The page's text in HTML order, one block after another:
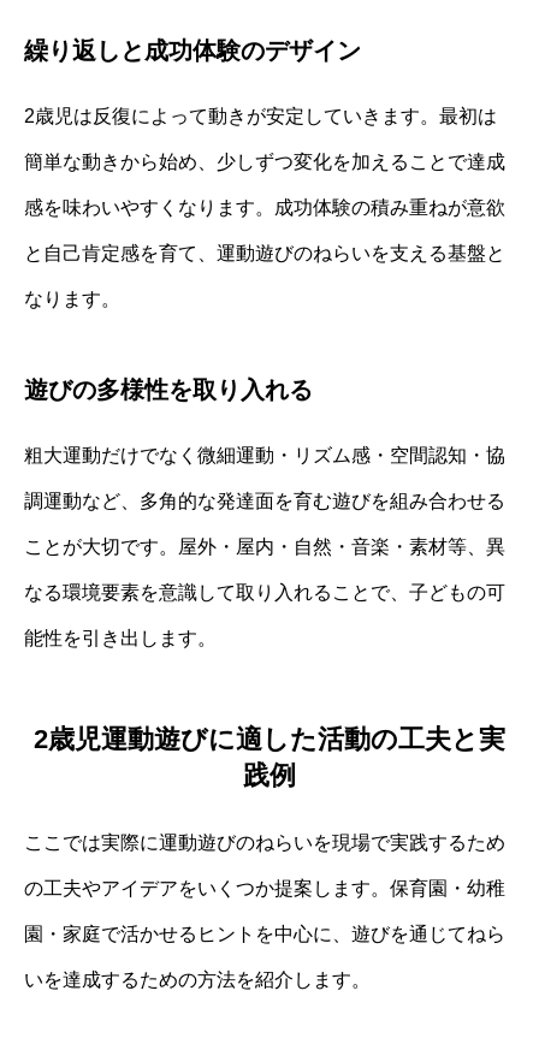
繰り返しと成功体験のデザイン
2歳児は反復によって動きが安定していきます。最初は
簡単な動きから始め、少しずつ変化を加えることで達成
感を味わいやすくなります。成功体験の積み重ねが意欲
と自己肯定感を育て、運動遊びのねらいを支える基盤と
なります。
遊びの多様性を取り入れる
粗大運動だけでなく微細運動・リズム感・空間認知・協
調運動など、多角的な発達面を育む遊びを組み合わせる
ことが大切です。屋外・屋内・自然・音楽・素材等、異
なる環境要素を意識して取り入れることで、子どもの可
能性を引き出します。
2歳児運動遊びに適した活動の工夫と実
践例
ここでは実際に運動遊びのねらいを現場で実践するため
の工夫やアイデアをいくつか提案します。保育園・幼稚
園・家庭で活かせるヒントを中心に、遊びを通じてねら
いを達成するための方法を紹介します。